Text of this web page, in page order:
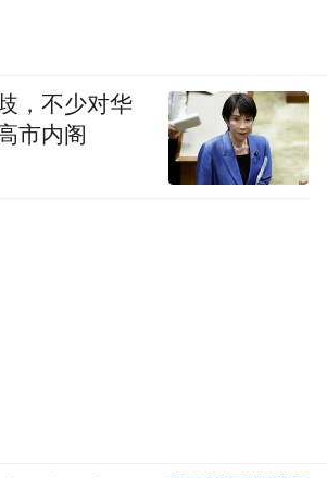
，不少对华
市内阁